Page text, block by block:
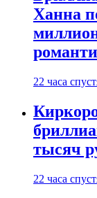
Ханна
22 часа
тысяч
22 часа